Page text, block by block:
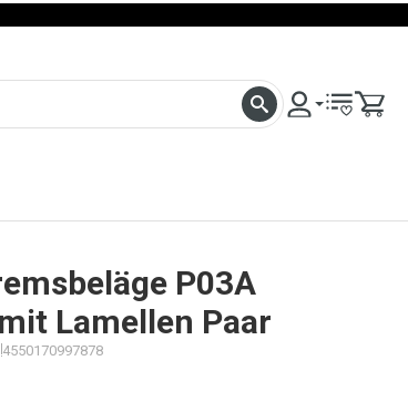
P03A
Lamellen Paar
4550170997878